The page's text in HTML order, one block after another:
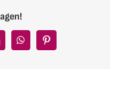
WhatsAppPinterest